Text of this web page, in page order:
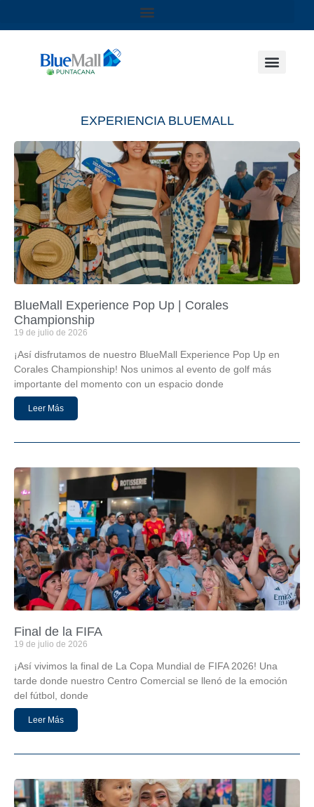
EXPERIENCIA BLUEMALL
BlueMall Experience Pop Up | Corales
Championship
19 de julio de 2026
¡Así disfrutamos de nuestro BlueMall Experience Pop Up en
Corales Championship! Nos unimos al evento de golf más
importante del momento con un espacio donde
Leer Más
Final de la FIFA
19 de julio de 2026
¡Así vivimos la final de La Copa Mundial de FIFA 2026! Una
tarde donde nuestro Centro Comercial se llenó de la emoción
del fútbol, donde
Leer Más